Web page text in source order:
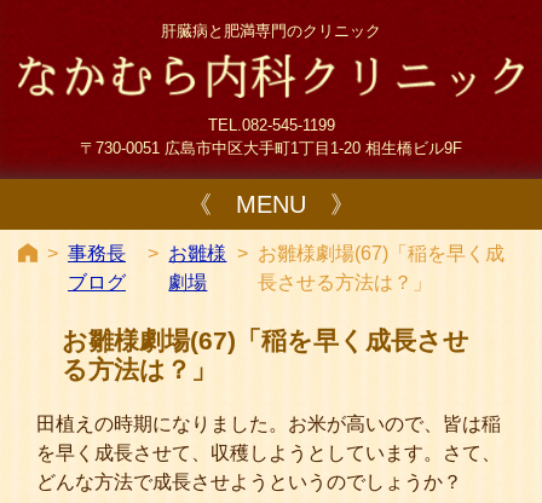
肝臓病と肥満専門のクリニック
TEL.082-545-1199
〒730-0051 広島市中区大手町1丁目1-20 相生橋ビル9F
《 MENU 》
> 事務長
ブログ
> お雛様
劇場
> お雛様劇場(67)「稲を早く成
長させる方法は？」
お雛様劇場(67)「稲を早く成長させ
る方法は？」
田植えの時期になりました。お米が高いので、皆は稲
を早く成長させて、収穫しようとしています。さて、
どんな方法で成長させようというのでしょうか？